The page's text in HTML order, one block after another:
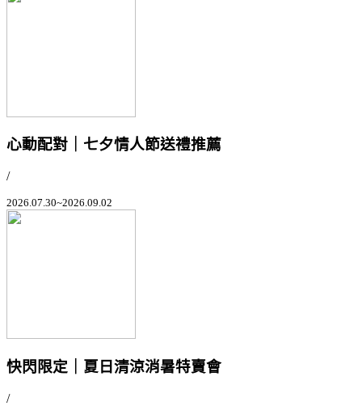
心動配對｜七夕情人節送禮推薦
/
2026.07.30~2026.09.02
快閃限定｜夏日清涼消暑特賣會
/